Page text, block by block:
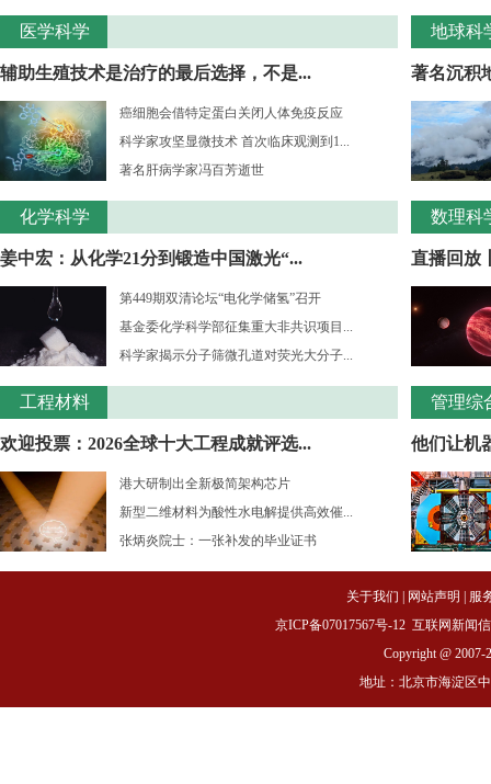
医学科学
辅助生殖技术是治疗的最后选择，不是...
癌细胞会借特定蛋白关闭人体免疫反应
科学家攻坚显微技术 首次临床观测到1...
著名肝病学家冯百芳逝世
化学科学
姜中宏：从化学21分到锻造中国激光“...
第449期双清论坛“电化学储氢”召开
基金委化学科学部征集重大非共识项目...
科学家揭示分子筛微孔道对荧光大分子...
工程材料
欢迎投票：2026全球十大工程成就评选...
港大研制出全新极简架构芯片
新型二维材料为酸性水电解提供高效催...
张炳炎院士：一张补发的毕业证书
地球科
著名沉积
数理科
直播回放
管理综
他们让机
关于我们 网站声明
服
京ICP备07017567号-12 互联网新闻
Copyright @ 2007-
地址：北京市海淀区